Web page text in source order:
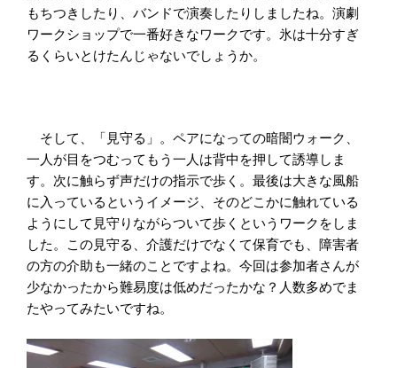
もちつきしたり、バンドで演奏したりしましたね。演劇
ワークショップで一番好きなワークです。氷は十分すぎ
るくらいとけたんじゃないでしょうか。
そして、「見守る」。ペアになっての暗闇ウォーク、
一人が目をつむってもう一人は背中を押して誘導しま
す。次に触らず声だけの指示で歩く。最後は大きな風船
に入っているというイメージ、そのどこかに触れている
ようにして見守りながらついて歩くというワークをしま
した。この見守る、介護だけでなくて保育でも、障害者
の方の介助も一緒のことですよね。今回は参加者さんが
少なかったから難易度は低めだったかな？人数多めでま
たやってみたいですね。